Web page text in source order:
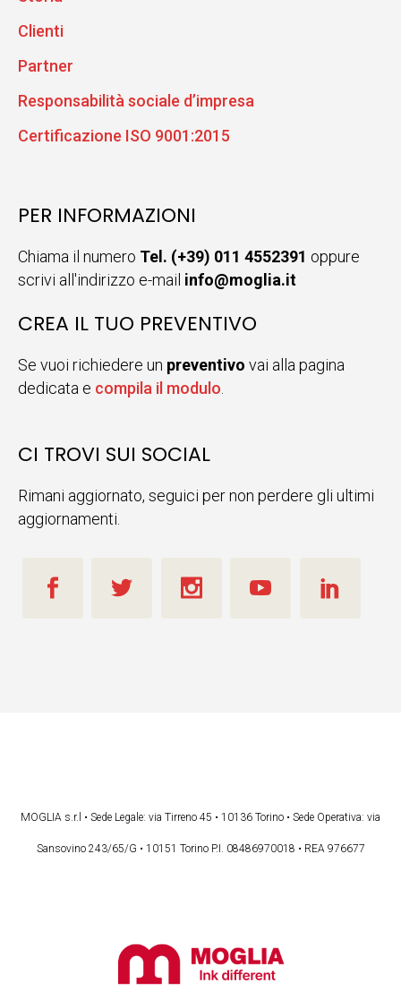
Clienti
Partner
Responsabilità sociale d’impresa
Certificazione ISO 9001:2015
PER INFORMAZIONI
Chiama il numero Tel. (+39) 011 4552391 oppure
scrivi all'indirizzo e-mail info@moglia.it
CREA IL TUO PREVENTIVO
Se vuoi richiedere un preventivo vai alla pagina
dedicata e compila il modulo.
CI TROVI SUI SOCIAL
Rimani aggiornato, seguici per non perdere gli ultimi
aggiornamenti.
MOGLIA s.r.l • Sede Legale: via Tirreno 45 • 10136 Torino • Sede Operativa: via
Sansovino 243/65/G • 10151 Torino P.I. 08486970018 • REA 976677